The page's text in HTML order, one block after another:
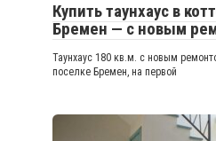
Купить таунхаус в
Бремен — с новым
Таунхаус 180 кв.м. с новым
поселке Бремен, на первой